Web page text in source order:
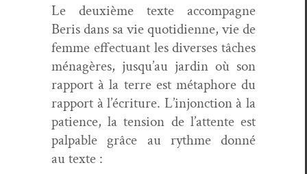
Le deux­ième texte accom­pa­gne
Beris dans sa vie quo­ti­di­enne, vie de
femme effec­tu­ant les divers­es tâch­es
ménagères, jusqu’au jardin où son
rap­port à la terre est métaphore du
rap­port à l’écriture. L’injonction à la
patience, la ten­sion de l’attente est
pal­pa­ble grâce au rythme don­né
au texte :